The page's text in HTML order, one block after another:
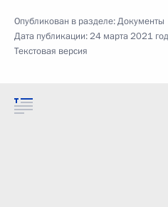
Опубликован в разделе:Документы
Дата публикации:24 марта 2021
Текстовая версия